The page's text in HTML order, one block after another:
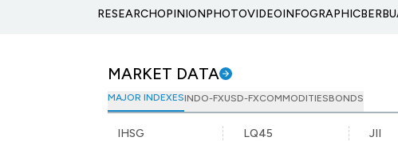
RESEARCHOPINIONPHOTOVIDEOINFOGRAPHIC
MARKET DATA
MAJOR INDEXESINDO-FXUSD-FXCOMMODITIESBONDS
IHSG
LQ45
JII